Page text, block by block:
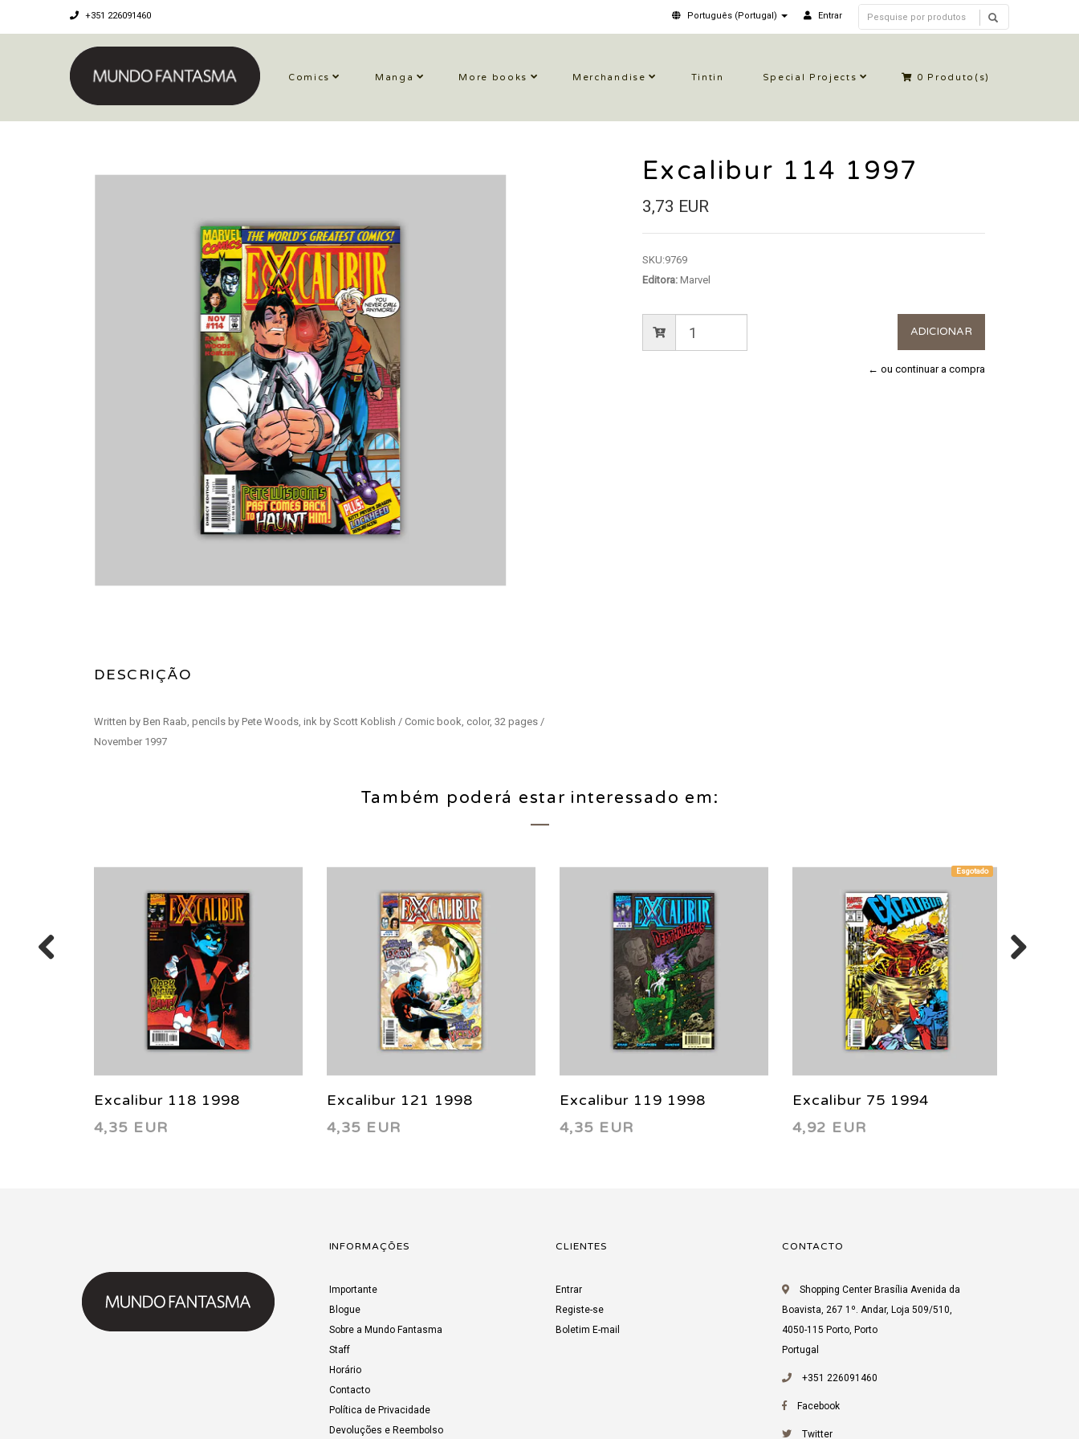
+351 226091460 Português (Portugal) Entrar
Comics Manga More books Merchandise Tintin Special Projects 0 Produto(s)
DESCRIÇÃO
Written by Ben Raab, pencils by Pete Woods, ink by Scott Koblish / Comic book, color, 32 pages /
November 1997
Excalibur 114 1997
3,73 EUR
SKU:9769
Editora:Marvel
← ou continuar a compra
Também poderá estar interessado em:
Excalibur 118 1998
4,35 EUR
Excalibur 121 1998
4,35 EUR
Excalibur 119 1998
4,35 EUR
Esgotado
Excalibur 75 1994
4,92 EUR
INFORMAÇÕES
Importante
Blogue
Sobre a Mundo Fantasma
Staff
Horário
Contacto
Política de Privacidade
Devoluções e Reembolso
CLIENTES
Entrar
Registe-se
Boletim E-mail
CONTACTO
Shopping Center Brasília Avenida da
Boavista, 267 1º. Andar, Loja 509/510,
4050-115 Porto, Porto
Portugal
+351 226091460
Facebook
Twitter